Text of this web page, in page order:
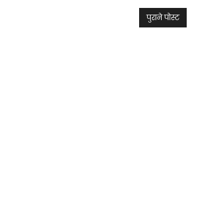
पुराने पोस्ट